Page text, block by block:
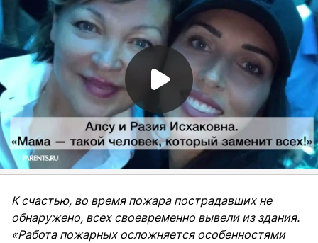
К счастью, во время пожара пострадавших не
обнаружено, всех своевременно вывели из здания.
«Работа пожарных осложняется особенностями